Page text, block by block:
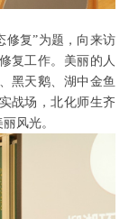
复”为题，向来访
复工作。美丽的人
黑天鹅、湖中金鱼
战场，北化师生齐
风光。